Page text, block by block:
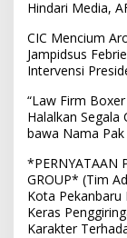
Hindari Media,
CIC Mencium
Jampidsus
Intervensi
“Law Firm
Halalkan
bawa Nama Pak
*PERNYATAAN
GROUP* (Tim
Kota Pekanbaru
Keras
Karakter